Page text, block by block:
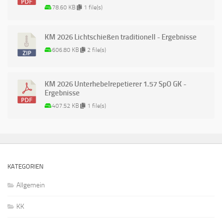
78.60 KB 1 file(s)
KM 2026 Lichtschießen traditionell - Ergebnisse
606.80 KB 2 file(s)
KM 2026 Unterhebelrepetierer 1.57 SpO GK -
Ergebnisse
407.52 KB 1 file(s)
KATEGORIEN
Allgemein
KK